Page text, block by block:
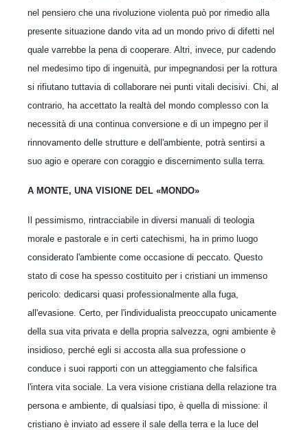
nel pensiero che una rivoluzione violenta può por rimedio alla
presente situazione dando vita ad un mondo privo di difetti nel
quale varrebbe la pena di cooperare. Altri, invece, pur cadendo
nel medesimo tipo di ingenuità, pur impegnandosi per la rottura
si rifiutano tuttavia di collaborare nei punti vitali decisivi. Chi, al
contrario, ha accettato la realtà del mondo complesso con la
necessità di una continua conversione e di un impegno per il
rinnovamento delle strutture e dell'ambiente, potrà sentirsi a
suo agio e operare con coraggio e discernimento sulla terra.
A MONTE, UNA VISIONE DEL «MONDO»
Il pessimismo, rintracciabile in diversi manuali di teologia
morale e pastorale e in certi catechismi, ha in primo luogo
considerato l'ambiente come occasione di peccato. Questo
stato di cose ha spesso costituito per i cristiani un immenso
pericolo: dedicarsi quasi professionalmente alla fuga,
all'evasione. Certo, per l'individualista preoccupato unicamente
della sua vita privata e della propria salvezza, ogni ambiente è
insidioso, perché egli si accosta alla sua professione o
conduce i suoi rapporti con un atteggiamento che falsifica
l'intera vita sociale. La vera visione cristiana della relazione tra
persona e ambiente, di qualsiasi tipo, è quella di missione: il
cristiano è inviato ad essere il sale della terra e la luce del